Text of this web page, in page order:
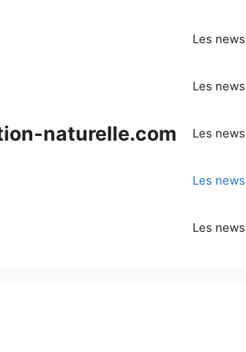
naturelle.com
Les
Les
Les
Les
Les